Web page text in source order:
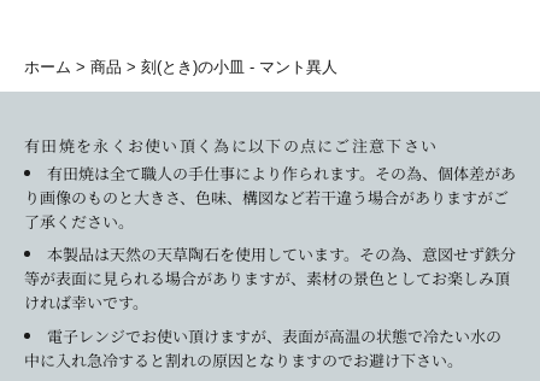
ホーム 商品 刻(とき)の小皿 - マント異人
有田焼を永くお使い頂く為に以下の点にご注意下さい
有田焼は全て職人の手仕事により作られます。その為、個体差があ
り画像のものと大きさ、色味、構図など若干違う場合がありますがご
了承ください。
本製品は天然の天草陶石を使用しています。その為、意図せず鉄分
等が表面に見られる場合がありますが、素材の景色としてお楽しみ頂
ければ幸いです。
電子レンジでお使い頂けますが、表面が高温の状態で冷たい水の
中に入れ急冷すると割れの原因となりますのでお避け下さい。